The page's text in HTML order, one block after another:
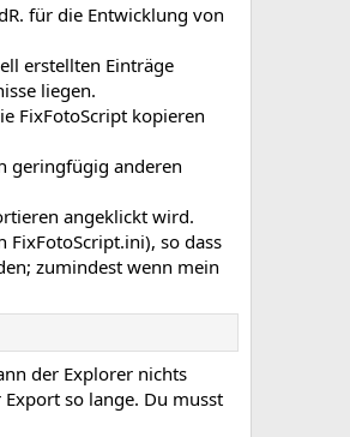
für die Entwicklung von
erstellten Einträge
liegen.
FixFotoScript kopieren
geringfügig anderen
angeklickt wird.
FixFotoScript.ini), so dass
zumindest wenn mein
der Explorer nichts
so lange. Du musst